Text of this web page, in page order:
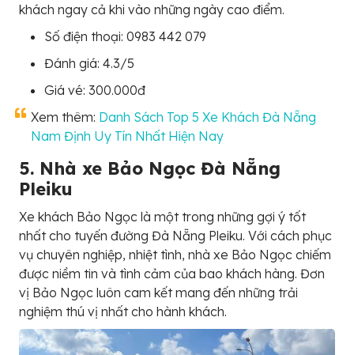
khách ngay cả khi vào những ngày cao điểm.
Số điện thoại: 0983 442 079
Đánh giá: 4.3/5
Giá vé: 300.000đ
Xem thêm: Danh Sách Top 5 Xe Khách Đà Nẵng
Nam Định Uy Tín Nhất Hiện Nay
5. Nhà xe Bảo Ngọc Đà Nẵng
Pleiku
Xe khách Bảo Ngọc là một trong những gợi ý tốt
nhất cho tuyến đường Đà Nẵng Pleiku. Với cách phục
vụ chuyên nghiệp, nhiệt tình, nhà xe Bảo Ngọc chiếm
được niềm tin và tình cảm của bao khách hàng. Đơn
vị Bảo Ngọc luôn cam kết mang đến những trải
nghiệm thú vị nhất cho hành khách.